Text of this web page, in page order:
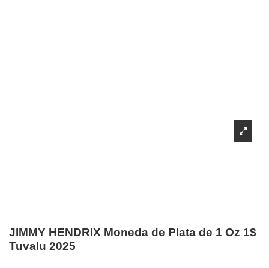
JIMMY HENDRIX Moneda de Plata de 1 Oz 1$
Tuvalu 2025